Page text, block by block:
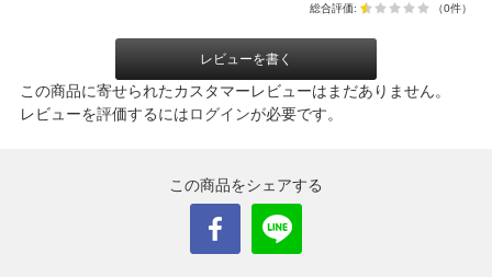
総合評価: （0件）
レビューを書く
この商品に寄せられたカスタマーレビューはまだありません。
レビューを評価するにはログインが必要です。
この商品をシェアする